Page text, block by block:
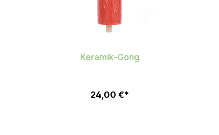
Keramik-Gong
24,00 €*